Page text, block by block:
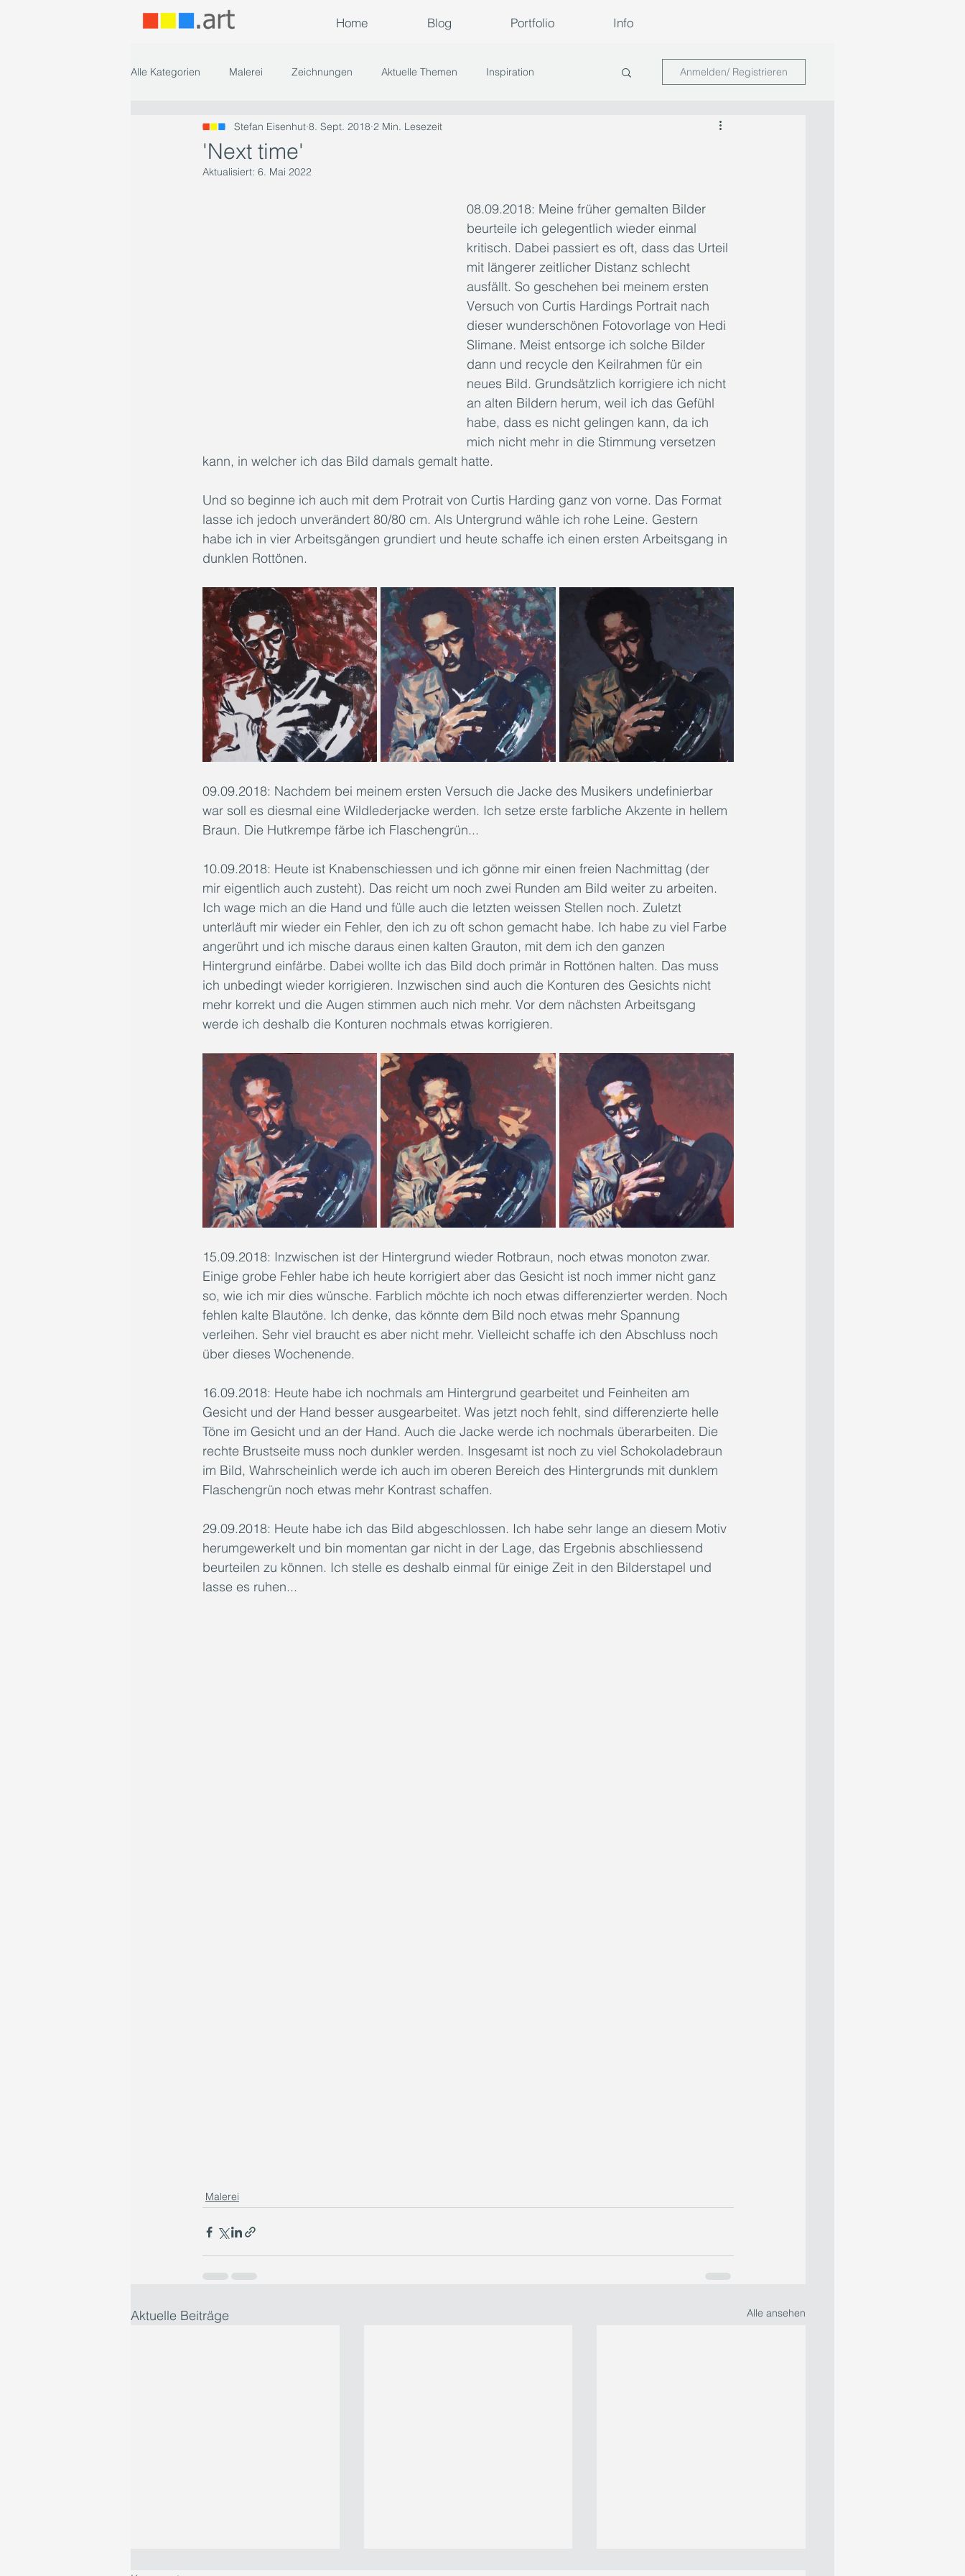
Home Blog Portfolio Info
Alle Kategorien Malerei Zeichnungen Aktuelle Themen Inspiration Anmelden/ Registrieren
'Next time'
Stefan Eisenhut 8. Sept. 2018 2 Min. Lesezeit
Aktualisiert: 6. Mai 2022
08.09.2018: Meine früher gemalten Bilder
beurteile ich gelegentlich wieder einmal
kritisch. Dabei passiert es oft, dass das Urteil
mit längerer zeitlicher Distanz schlecht
ausfällt. So geschehen bei meinem ersten
Versuch von Curtis Hardings Portrait nach
dieser wunderschönen Fotovorlage von Hedi
Slimane. Meist entsorge ich solche Bilder
dann und recycle den Keilrahmen für ein
neues Bild. Grundsätzlich korrigiere ich nicht
an alten Bildern herum, weil ich das Gefühl
habe, dass es nicht gelingen kann, da ich
mich nicht mehr in die Stimmung versetzen
kann, in welcher ich das Bild damals gemalt hatte.
Und so beginne ich auch mit dem Protrait von Curtis Harding ganz von vorne. Das Format
lasse ich jedoch unverändert 80/80 cm. Als Untergrund wähle ich rohe Leine. Gestern
habe ich in vier Arbeitsgängen grundiert und heute schaffe ich einen ersten Arbeitsgang in
dunklen Rottönen.
09.09.2018: Nachdem bei meinem ersten Versuch die Jacke des Musikers undefinierbar
war soll es diesmal eine Wildlederjacke werden. Ich setze erste farbliche Akzente in hellem
Braun. Die Hutkrempe färbe ich Flaschengrün...
10.09.2018: Heute ist Knabenschiessen und ich gönne mir einen freien Nachmittag (der
mir eigentlich auch zusteht). Das reicht um noch zwei Runden am Bild weiter zu arbeiten.
Ich wage mich an die Hand und fülle auch die letzten weissen Stellen noch. Zuletzt
unterläuft mir wieder ein Fehler, den ich zu oft schon gemacht habe. Ich habe zu viel Farbe
angerührt und ich mische daraus einen kalten Grauton, mit dem ich den ganzen
Hintergrund einfärbe. Dabei wollte ich das Bild doch primär in Rottönen halten. Das muss
ich unbedingt wieder korrigieren. Inzwischen sind auch die Konturen des Gesichts nicht
mehr korrekt und die Augen stimmen auch nich mehr. Vor dem nächsten Arbeitsgang
werde ich deshalb die Konturen nochmals etwas korrigieren.
15.09.2018: Inzwischen ist der Hintergrund wieder Rotbraun, noch etwas monoton zwar.
Einige grobe Fehler habe ich heute korrigiert aber das Gesicht ist noch immer nicht ganz
so, wie ich mir dies wünsche. Farblich möchte ich noch etwas differenzierter werden. Noch
fehlen kalte Blautöne. Ich denke, das könnte dem Bild noch etwas mehr Spannung
verleihen. Sehr viel braucht es aber nicht mehr. Vielleicht schaffe ich den Abschluss noch
über dieses Wochenende.
16.09.2018: Heute habe ich nochmals am Hintergrund gearbeitet und Feinheiten am
Gesicht und der Hand besser ausgearbeitet. Was jetzt noch fehlt, sind differenzierte helle
Töne im Gesicht und an der Hand. Auch die Jacke werde ich nochmals überarbeiten. Die
rechte Brustseite muss noch dunkler werden. Insgesamt ist noch zu viel Schokoladebraun
im Bild, Wahrscheinlich werde ich auch im oberen Bereich des Hintergrunds mit dunklem
Flaschengrün noch etwas mehr Kontrast schaffen.
29.09.2018: Heute habe ich das Bild abgeschlossen. Ich habe sehr lange an diesem Motiv
herumgewerkelt und bin momentan gar nicht in der Lage, das Ergebnis abschliessend
beurteilen zu können. Ich stelle es deshalb einmal für einige Zeit in den Bilderstapel und
lasse es ruhen...
Malerei
Aktuelle Beiträge Alle ansehen